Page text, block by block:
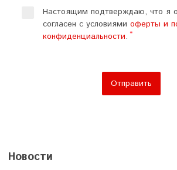
Настоящим подтверждаю, что я
согласен с условиямиоферты и
конфиденциальности.
Отправить
Новости